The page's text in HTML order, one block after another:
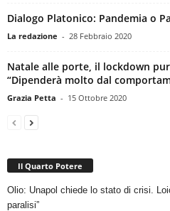
Dialogo Platonico: Pandemia o
La redazione - 28 Febbraio 2020
Natale alle porte, il lockdown
“Dipenderà molto dal
Grazia Petta - 15 Ottobre 2020
Il Quarto Potere
Olio: Unapol chiede lo stato di crisi.
paralisi”